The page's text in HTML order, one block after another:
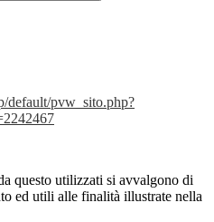
default/pvw_sito.php?
questo utilizzati si avvalgono di
ed utili alle finalità illustrate nella